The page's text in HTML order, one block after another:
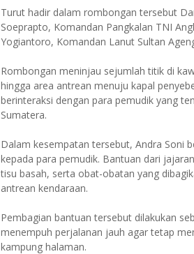
Turut hadir dalam rombongan tersebut
Soeprapto, Komandan Pangkalan TNI
Yogiantoro, Komandan Lanut Sultan
Rombongan meninjau sejumlah titik di
hingga area antrean menuju kapal
berinteraksi dengan para pemudik yang
Sumatera.
Dalam kesempatan tersebut, Andra Soni
kepada para pemudik. Bantuan dari
tisu basah, serta obat-obatan yang
antrean kendaraan.
Pembagian bantuan tersebut dilakukan
menempuh perjalanan jauh agar tetap
kampung halaman.